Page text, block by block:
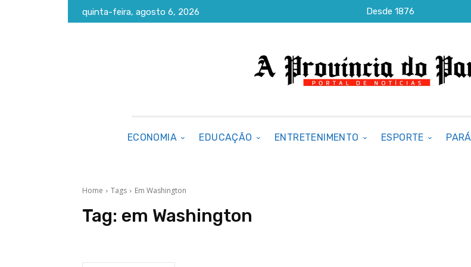
quinta-feira, agosto 6, 2026 Desde 1876
ECONOMIA EDUCAÇÃO ENTRETENIMENTO ESPORTE PARÁ
Home Tags Em Washington
Tag: em Washington